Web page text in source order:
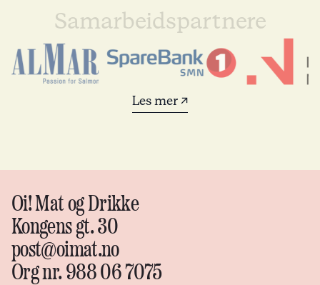
Samarbeidspartnere
Les mer ↗
Oi! Mat og Drikke
Kongens gt. 30
post@oimat.no
Org nr. 988 06 7075